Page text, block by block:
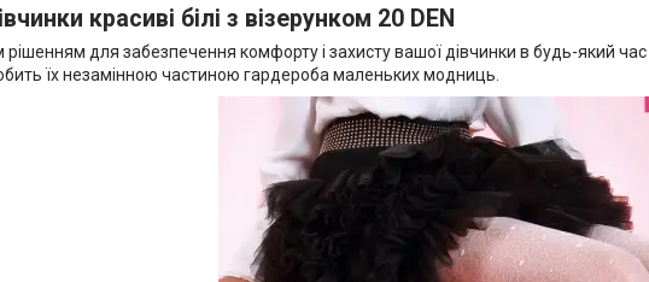
красиві білі з візерунком 20 DEN
рішенням для забезпечення комфорту і захисту вашої дівчинки в будь-який
їх незамінною частиною гардероба маленьких модниць.